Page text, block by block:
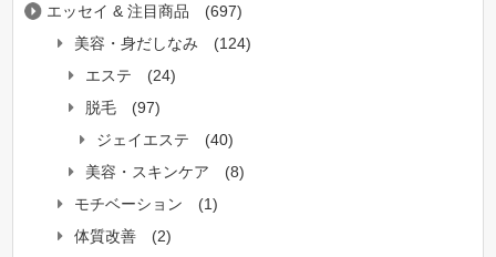
エッセイ & 注目商品
(697)
美容・身だしなみ
(124)
エステ
(24)
脱毛
(97)
ジェイエステ
(40)
美容・スキンケア
(8)
モチベーション
(1)
体質改善
(2)